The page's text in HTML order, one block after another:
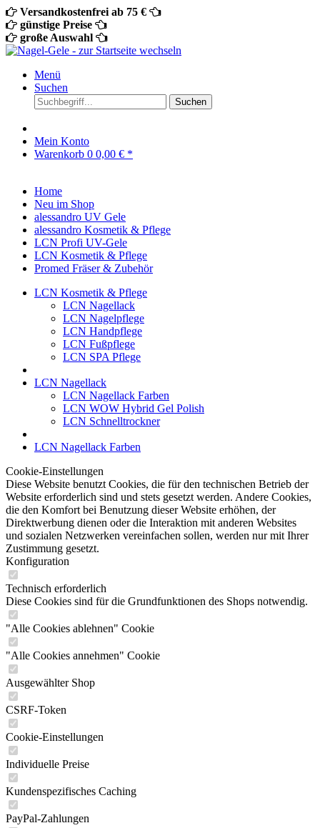
Versandkostenfrei ab 75 €
günstige Preise
große Auswahl
Menü
Suchen
Suchen
Mein Konto
Warenkorb 0 0,00 € *
Home
Neu im Shop
alessandro UV Gele
alessandro Kosmetik & Pflege
LCN Profi UV-Gele
LCN Kosmetik & Pflege
Promed Fräser & Zubehör
LCN Kosmetik & Pflege
LCN Nagellack
LCN Nagelpflege
LCN Handpflege
LCN Fußpflege
LCN SPA Pflege
LCN Nagellack
LCN Nagellack Farben
LCN WOW Hybrid Gel Polish
LCN Schnelltrockner
LCN Nagellack Farben
Cookie-Einstellungen
Diese Website benutzt Cookies, die für den technischen Betrieb der
Website erforderlich sind und stets gesetzt werden. Andere Cookies,
die den Komfort bei Benutzung dieser Website erhöhen, der
Direktwerbung dienen oder die Interaktion mit anderen Websites
und sozialen Netzwerken vereinfachen sollen, werden nur mit Ihrer
Zustimmung gesetzt.
Konfiguration
Technisch erforderlich
Diese Cookies sind für die Grundfunktionen des Shops notwendig.
"Alle Cookies ablehnen" Cookie
"Alle Cookies annehmen" Cookie
Ausgewählter Shop
CSRF-Token
Cookie-Einstellungen
Individuelle Preise
Kundenspezifisches Caching
PayPal-Zahlungen